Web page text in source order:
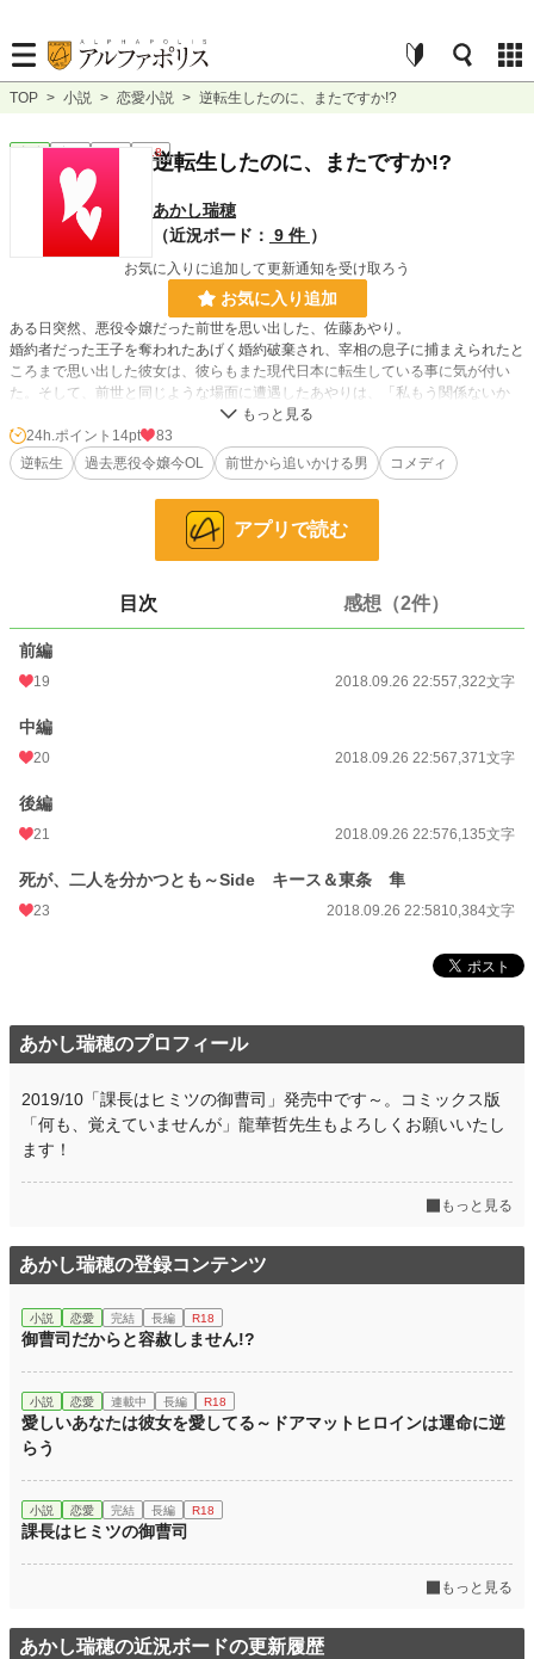
TOP > 小説 > 恋愛小説 > 逆転生したのに、またですか!?
完結 短編 R18逆転生したのに、またですか!?
あかし瑞穂
（近況ボード： 9 件 ）
お気に入りに追加して更新通知を受け取ろう
お気に入り追加
ある日突然、悪役令嬢だった前世を思い出した、佐藤あやり。
婚約者だった王子を奪われたあげく婚約破棄され、宰相の息子に捕まえられたと
ころまで思い出した彼女は、彼らもまた現代日本に転生している事に気が付い
た。そして、前世と同じような場面に遭遇したあやりは、「私もう関係ないか
ら！ 勝手に好きにして！」とばかりに逃げたのだが、そうは問屋が卸さなかっ
たようで……？
せっかく逆転生したのだから、また悪役令嬢は嫌だと思うあやりと、そうはさせ
ないとばかりに彼女を狙う男の、逆転生コメディストーリー。
＊ムーンライトノベルズ様でも公開しています。
30,168 位 / 228,650 件
12,910 位 / 66,333 件
24h.ポイント
文字数
更新日時
初回公開日時
初回完結日時
週間ポイント 28 pt (56,925 位)
24h.ポイント 14pt
83
逆転生
過去悪役令嬢今OL 前世から追いかける男 コメディ
アプリで読む
目次 感想（2件）
前編
19 2018.09.26 22:557,322文字
中編
20 2018.09.26 22:567,371文字
後編
21 2018.09.26 22:576,135文字
死が、二人を分かつとも～Side キース＆東条 隼
23 2018.09.26 22:5810,384文字
あかし瑞穂のプロフィール
2019/10「課長はヒミツの御曹司」発売中です～。コミックス版
「何も、覚えていませんが」龍華哲先生もよろしくお願いいたし
ます！
もっと見る
あかし瑞穂の登録コンテンツ
小説 恋愛 完結 長編 R18
御曹司だからと容赦しません!?
小説 恋愛 連載中 長編 R18
愛しいあなたは彼女を愛してる～ドアマットヒロインは運命に逆
らう
小説 恋愛 完結 長編 R18
課長はヒミツの御曹司
もっと見る
あかし瑞穂の近況ボードの更新履歴